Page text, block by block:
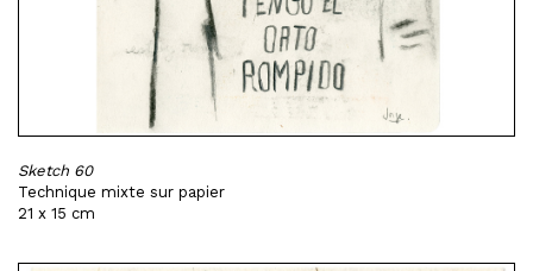
Sketch 60
Technique mixte sur papier
21 x 15 cm